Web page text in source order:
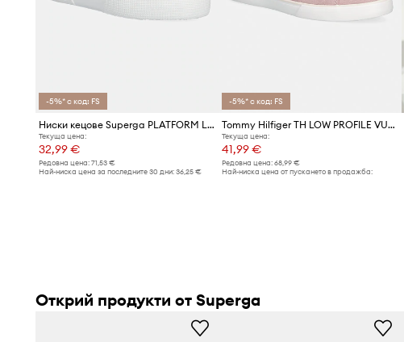
-5%* с код: FS
Ниски кецове Superga PLATFORM LEGGERA
Текуща цена:
32,99 €
Редовна цена: 71,53 €
Най-ниска цена за последните 30 дни: 36,25 €
-5%* с код: FS
Tommy Hilfiger TH LOW PROFILE VULC CANVAS ниски кецове дамски
Текуща цена:
41,99 €
Редовна цена:68,99 €
Най-ниска цена от пускането в продажба:
Открий продукти от Superga